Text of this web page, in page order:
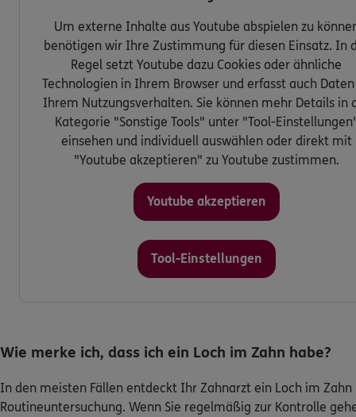
Um externe Inhalte aus Youtube abspielen zu
benötigen wir Ihre Zustimmung für diesen Einsatz. In
Regel setzt Youtube dazu Cookies oder ähnliche
Technologien in Ihrem Browser und erfasst auch Daten
Ihrem Nutzungsverhalten. Sie können mehr Details in
Kategorie "Sonstige Tools" unter "Tool-
einsehen und individuell auswählen oder direkt mit
"Youtube akzeptieren" zu Youtube zustimmen.
Youtube akzeptieren
Tool-Einstellungen
Wie merke ich, dass ich ein Loch im Zahn habe?
In den meisten Fällen entdeckt Ihr Zahnarzt ein Loch im Zahn
Routineuntersuchung. Wenn Sie regelmäßig zur Kontrolle